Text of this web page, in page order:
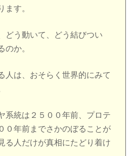
ます。
どう動いて、どう結びつい
のか。
人は、おそらく世界的にみて
系統は２５００年前、プロテ
０年前までさかのぼることが
る人だけが真相にたどり着け